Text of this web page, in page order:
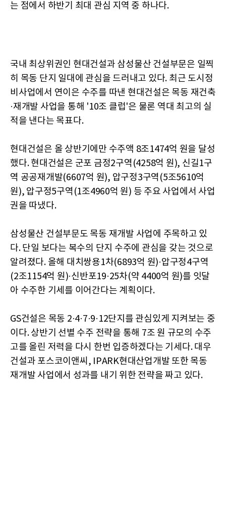
는 점에서 하반기 최대 관심 지역 중 하나다.
국내 최상위권인 현대건설과 삼성물산 건설부문은 일찍
히 목동 단지 일대에 관심을 드러내고 있다. 최근 도시정
비사업에서 연이은 수주를 따낸 현대건설은 목동 재건축
·재개발 사업을 통해 '10조 클럽'은 물론 역대 최고의 실
적을 낸다는 목표다.
현대건설은 올 상반기에만 수주액 8조1474억 원을 달성
했다. 현대건설은 군포 금정2구역(4258억 원), 신길1구
역 공공재개발(6607억 원), 압구정3구역(5조5610억
원), 압구정5구역(1조4960억 원) 등 주요 사업에서 사업
권을 따냈다.
삼성물산 건설부문도 목동 재개발 사업에 주목하고 있
다. 단일 보다는 복수의 단지 수주에 관심을 갖는 것으로
알려졌다. 올해 대치쌍용1차(6893억 원)·압구정4구역
(2조1154억 원)·신반포19·25차(약 4400억 원)를 잇달
아 수주한 기세를 이어간다는 계획이다.
GS건설은 목동 2·4·7·9·12단지를 관심있게 지켜보는 중
이다. 상반기 선별 수주 전략을 통해 7조 원 규모의 수주
고를 올린 저력을 다시 한번 입증하겠다는 기세다. 대우
건설과 포스코이앤씨, IPARK현대산업개발 또한 목동
재개발 사업에서 성과를 내기 위한 전략을 짜고 있다.